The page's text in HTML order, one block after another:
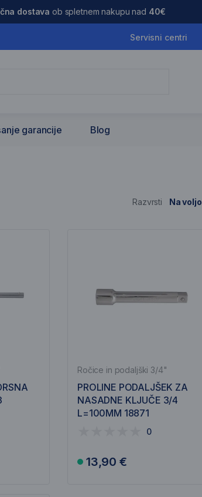
dostava ob spletnem nakupu nad 40€
Servisni centri
garancije Blog
Razvrsti Na voljo
Ročice in podaljški 3/4"
PROLINE PODALJŠEK ZA
NASADNE KLJUČE 3/4
L=100MM 18871
0
13,90 €